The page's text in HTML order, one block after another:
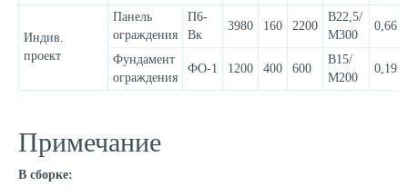
Индив.
проект
Панель
ограждения
П6-
Вк
3980 160 2200
В22,5/
М300
0,66
Фундамент
ограждения
ФО-1 1200 400 600
В15/
М200
0,19
Примечание
В сборке: